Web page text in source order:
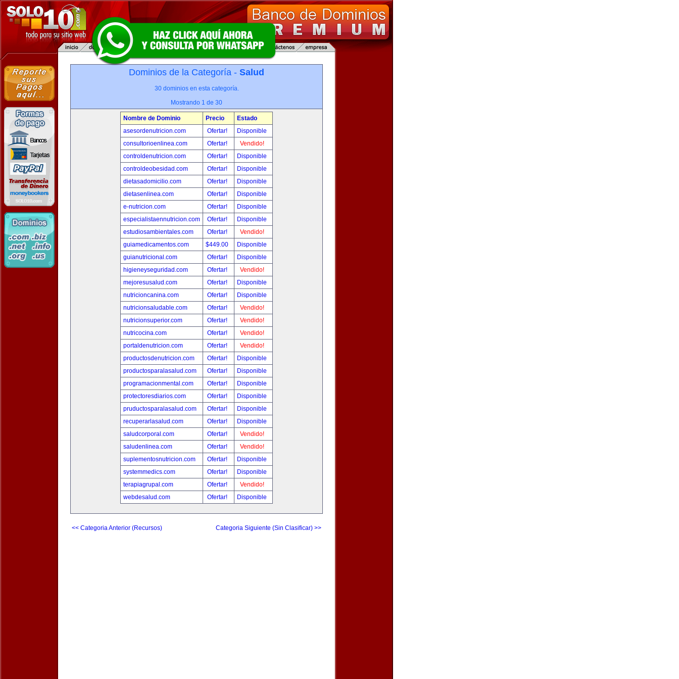
Dominios de la Categoría - Salud
30 dominios en esta categoría.
Mostrando 1 de 30
Nombre de Dominio Precio
Estado
asesordenutricion.com
Ofertar!
Disponible
consultorioenlinea.com
Ofertar!
Vendido!
controldenutricion.com
Ofertar!
Disponible
controldeobesidad.com
Ofertar!
Disponible
dietasadomicilio.com
Ofertar!
Disponible
dietasenlinea.com
Ofertar!
Disponible
e-nutricion.com
Ofertar!
Disponible
especialistaennutricion.com
Ofertar!
Disponible
estudiosambientales.com
Ofertar!
Vendido!
guiamedicamentos.com
$449.00
Disponible
guianutricional.com
Ofertar!
Disponible
higieneyseguridad.com
Ofertar!
Vendido!
mejoresusalud.com
Ofertar!
Disponible
nutricioncanina.com
Ofertar!
Disponible
nutricionsaludable.com
Ofertar!
Vendido!
nutricionsuperior.com
Ofertar!
Vendido!
nutricocina.com
Ofertar!
Vendido!
portaldenutricion.com
Ofertar!
Vendido!
productosdenutricion.com
Ofertar!
Disponible
productosparalasalud.com
Ofertar!
Disponible
programacionmental.com
Ofertar!
Disponible
protectoresdiarios.com
Ofertar!
Disponible
pruductosparalasalud.com
Ofertar!
Disponible
recuperarlasalud.com
Ofertar!
Disponible
saludcorporal.com
Ofertar!
Vendido!
saludenlinea.com
Ofertar!
Vendido!
suplementosnutricion.com
Ofertar!
Disponible
systemmedics.com
Ofertar!
Disponible
terapiagrupal.com
Ofertar!
Vendido!
webdesalud.com
Ofertar! Disponible
<< Categoria Anterior (Recursos) Categoria Siguiente (Sin Clasificar) >>